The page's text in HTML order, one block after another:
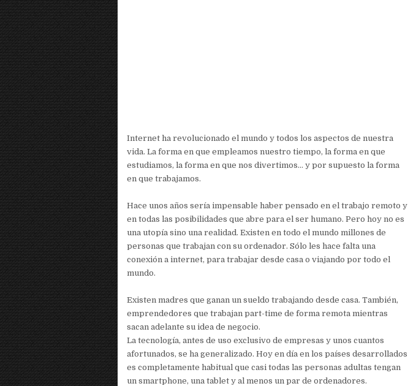
Internet ha revolucionado el mundo y todos los aspectos de nuestra
vida. La forma en que empleamos nuestro tiempo, la forma en que
estudiamos, la forma en que nos divertimos… y por supuesto la forma
en que trabajamos.
Hace unos años sería impensable haber pensado en el trabajo remoto y
en todas las posibilidades que abre para el ser humano. Pero hoy no es
una utopía sino una realidad. Existen en todo el mundo millones de
personas que trabajan con su ordenador. Sólo les hace falta una
conexión a internet, para trabajar desde casa o viajando por todo el
mundo.
Existen madres que ganan un sueldo trabajando desde casa. También,
emprendedores que trabajan part-time de forma remota mientras
sacan adelante su idea de negocio.
La tecnología, antes de uso exclusivo de empresas y unos cuantos
afortunados, se ha generalizado. Hoy en día en los países desarrollados
es completamente habitual que casi todas las personas adultas tengan
un smartphone, una tablet y al menos un par de ordenadores.